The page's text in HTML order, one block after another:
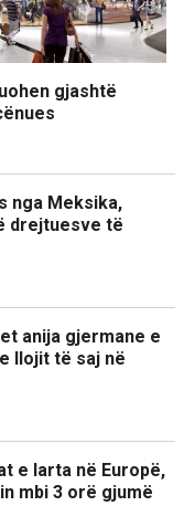
gjashtë
nga Meksika,
drejtuesve të
anija gjermane e
llojit të saj në
e larta në Europë,
mbi 3 orë gjumë